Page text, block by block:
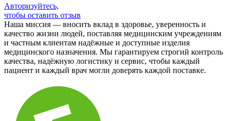
Авторизуйтесь,
чтобы оставить отзыв
Наша миссия — вносить вклад в здоровье, уверенность и
качество жизни людей, поставляя медицинским учреждениям
и частным клиентам надёжные и доступные изделия
медицинского назначения. Мы гарантируем строгий контроль
качества, надёжную логистику и сервис, чтобы каждый
пациент и каждый врач могли доверять каждой поставке.